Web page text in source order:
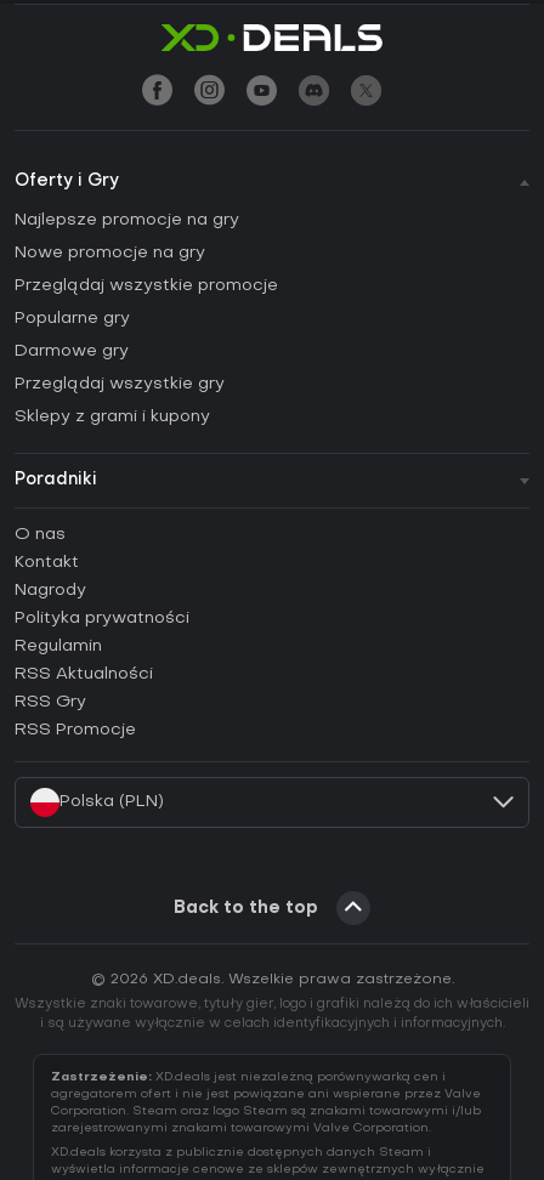
Oferty i Gry
Najlepsze promocje na gry
Nowe promocje na gry
Przeglądaj wszystkie promocje
Popularne gry
Darmowe gry
Przeglądaj wszystkie gry
Sklepy z grami i kupony
Poradniki
Poradniki
Jak aktywować klucz Steam (CD Key)?
Jak aktywować klucz Epic Games (CD Key)?
Jak aktywować klucz GOG (CD Key)?
Jak aktywować klucz Ubisoft Connect (CD Key)?
O nas
Kontakt
Nagrody
Polityka prywatności
Regulamin
RSS Aktualności
RSS Gry
RSS Promocje
Polska (PLN)
Back to the top
© 2026 XD.deals. Wszelkie prawa zastrzeżone.
Wszystkie znaki towarowe, tytuły gier, logo i grafiki należą do ich właścicieli
i są używane wyłącznie w celach identyfikacyjnych i informacyjnych.
Zastrzeżenie: XD.deals jest niezależną porównywarką cen i
agregatorem ofert i nie jest powiązane ani wspierane przez Valve
Corporation. Steam oraz logo Steam są znakami towarowymi i/lub
zarejestrowanymi znakami towarowymi Valve Corporation.
XD.deals korzysta z publicznie dostępnych danych Steam i
wyświetla informacje cenowe ze sklepów zewnętrznych wyłącznie